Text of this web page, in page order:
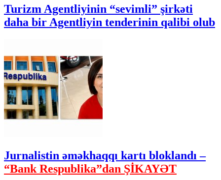
Turizm Agentliyinin “sevimli” şirkəti
daha bir Agentliyin tenderinin qalibi olub
Jurnalistin əməkhaqqı kartı bloklandı –
“Bank Respublika”dan ŞİKAYƏT